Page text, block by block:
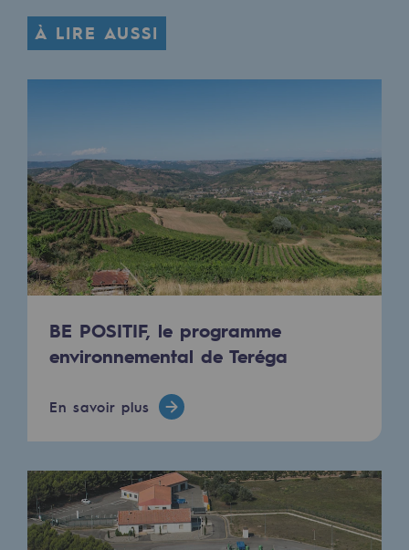
À LIRE AUSSI
BE POSITIF, le programme
environnemental de Teréga
En savoir plus